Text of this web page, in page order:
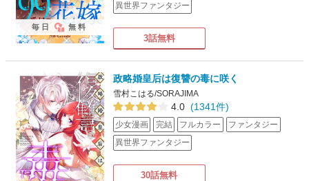
異世界ファンタジー
3話無料
毎日 無料
政略婚皇后は復讐の毒に咲く
雪村こはる/SORAJIMA
4.0 (1341件)
少女漫画 完結 フルカラー
ファンタジー
異世界ファンタジー
30話無料